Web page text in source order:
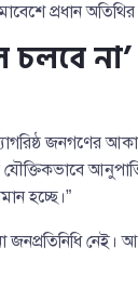
প্রধান অতিথির
না’
জনগণের
হচ্ছে।”
নেই।